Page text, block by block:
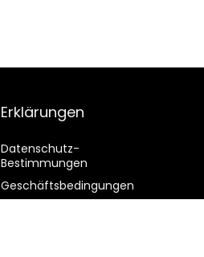
Erklärungen
Datenschutz-
Bestimmungen
Geschäftsbedingungen